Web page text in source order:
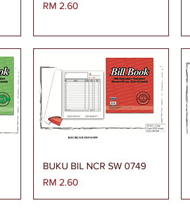
Harga
RM 2.60
Paparan Segera
BUKU BIL NCR SW 0749
Harga
RM 2.60